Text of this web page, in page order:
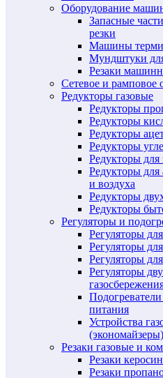
Оборудование
Запасные
резки
Машины
Мундштуки
Резаки
Сетевое и рамповое
Редукторы газовые
Редукторы
Редукторы
Редукторы
Редукторы
Редукторы для
Редукторы для
и воздуха
Редукторы
Редукторы
Регуляторы и
Регуляторы
Регуляторы
Регуляторы
Регуляторы
питания
Устройства
(экономайзеры)
Резаки газовые и
Резаки
Резаки